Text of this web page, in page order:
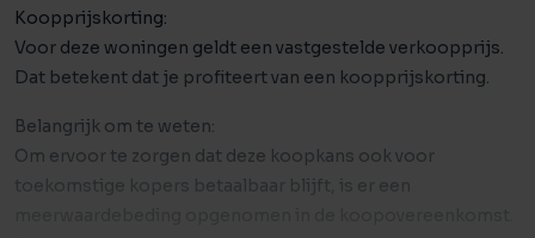
Koopprijskorting:
Voor deze woningen geldt een vastgestelde verkoopprijs.
Dat betekent dat je profiteert van een koopprijskorting.
Belangrijk om te weten:
Om ervoor te zorgen dat deze koopkans ook voor
toekomstige kopers betaalbaar blijft, is er een